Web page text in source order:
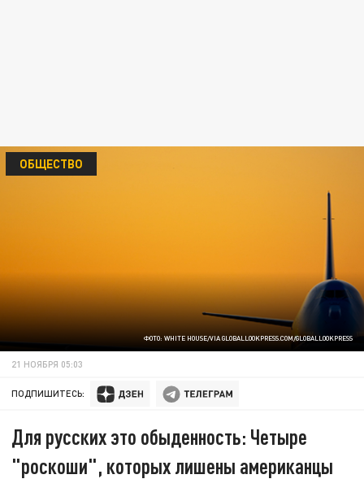
ФОТО: WHITE HOUSE/VIA GLOBALLOOKPRESS.COM/GLOBALLOOKPRESS
ОБЩЕСТВО
21 НОЯБРЯ 05:03
ПОДПИШИТЕСЬ:
Для русских это обыденность: Четыре
"роскоши", которых лишены американцы